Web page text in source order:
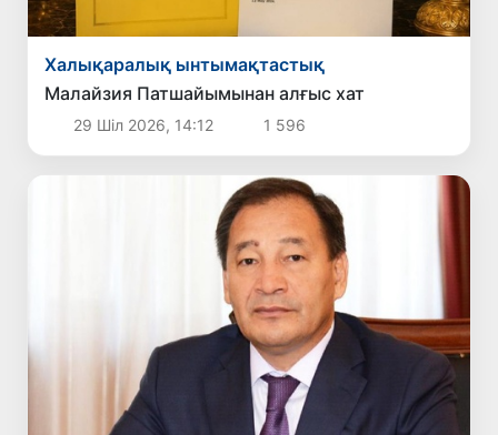
Халықаралық ынтымақтастық
Малайзия Патшайымынан алғыс хат
29 Шіл 2026, 14:12 1 596